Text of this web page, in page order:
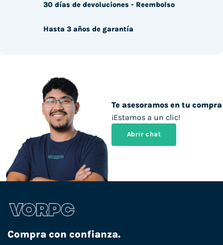
Te asesoramos en tu compra
¡Estamos a un clic!
Abrir chat
30 días de devoluciones - Reembolso
Hasta 3 años de garantía
Compra con confianza.